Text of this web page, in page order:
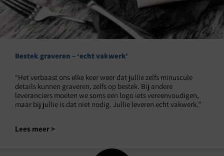
Bestek graveren – ‘echt vakwerk’
“Het verbaast ons elke keer weer dat jullie zelfs minuscule
details kunnen graveren, zelfs op bestek. Bij andere
leveranciers moeten we soms een logo iets vereenvoudigen,
maar bij jullie is dat niet nodig. Jullie leveren echt vakwerk.”
Lees meer >